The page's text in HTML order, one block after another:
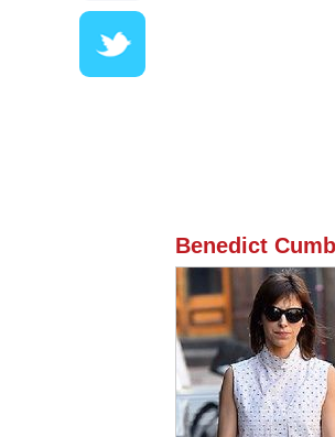
Benedict